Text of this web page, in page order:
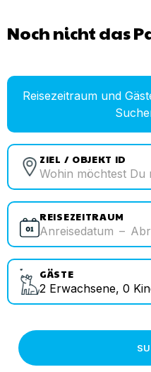
Noch nicht das
Reisezeitraum und
ZIEL / OBJEKT ID
REISEZEITRAUM
Anreisedatum –
GÄSTE
2 Erwachsene, 0